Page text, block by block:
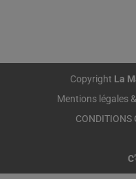
Copyright La
Mentions légales
CONDITIONS